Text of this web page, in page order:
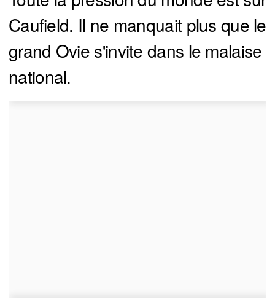
Caufield. Il ne manquait plus que le
grand Ovie s'invite dans le malaise
national.